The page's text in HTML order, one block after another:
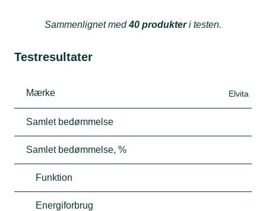
Sammenlignet med40 produkteri testen.
Testresultater
Mærke Elvita
Samlet bedømmelse
Samlet bedømmelse, %
Funktion
Energiforbrug